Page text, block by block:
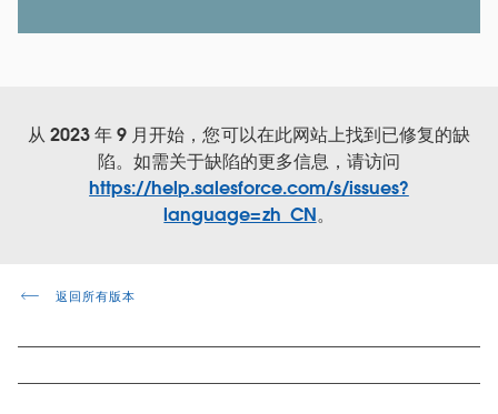
从 2023 年 9 月开始，您可以在此网站上找到已修复的缺
陷。如需关于缺陷的更多信息，请访问
https://help.salesforce.com/s/issues?
language=zh_CN。
返回所有版本